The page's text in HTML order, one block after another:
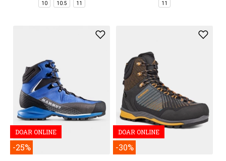
10 10.5 11 11
DOAR ONLINE
-25%
DOAR ONLINE
-30%